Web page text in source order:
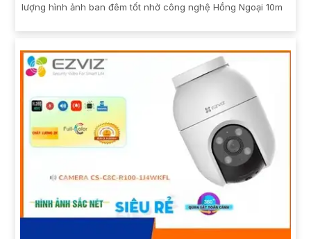
lượng hình ảnh ban đêm tốt nhờ công nghệ Hồng Ngoại 10m